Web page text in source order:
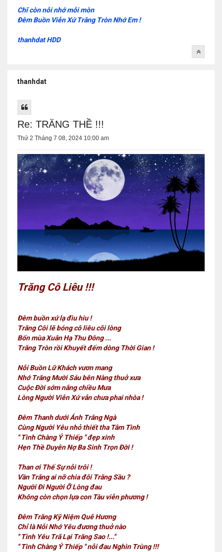
Chĩ còn nỗi nhớ mỗi mòn
Đêm Buồn Viễn Xứ Trăng Tròn Nhớ Em !
thanhdat HDD
thanhdat
Re: TRĂNG THỀ !!!
Thứ 2 Tháng 7 08, 2024 10:00 am
Trăng Cô Liêu !!!
Đêm buồn xứ lạ đìu hiu !
Trăng Côi lẽ bóng cô liêu cõi lòng
Bốn mùa Xuân Hạ Thu Đông ...
Trăng Tròn rồi Khuyết đếm dòng Thời Gian !
Nỗi Buồn Lữ Khách vươn mang
Nhớ Trăng Mười Sáu bên Nàng thuở xưa
Cuộc Đời sớm nắng chiều Mưa
Lòng Người Viễn Xứ vẫn chưa phai nhòa !
Đêm Thanh dưới Ánh Trăng Ngà
Cùng Người Yêu nhỏ thiết tha Tâm Tình
'' Tình Chàng Ý Thiếp '' đẹp xinh
Hẹn Thề Duyên Nợ Ba Sinh Trọn Đời !
Than ơi Thế Sự nỗi trôi !
Vần Trăng ai nỡ chia đôi Trăng Sầu ?
Người Đi Người Ỡ Lòng đau
Không còn chọn lựa con Tàu viễn phương !
Đêm Trăng Kỹ Niệm Quê Hương
Chỉ là Nỗi Nhớ Yêu đương thuở nào
'' Tình Yêu Trã Lại Trăng Sao !...''
'' Tình Chàng Ý Thiếp '' nỗi đau Nghìn Trùng !!!